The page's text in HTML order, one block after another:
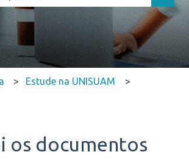
porque o campo de pesquisa está
Estude na UNISUAM
os documentos